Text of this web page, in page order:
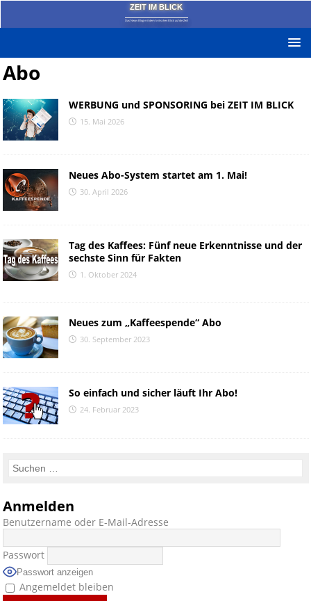
ZEIT IM BLICK
Das News-Blog mit dem kritischen Blick auf die Zeit!
Abo
WERBUNG und SPONSORING bei ZEIT IM BLICK
15. Mai 2026
Neues Abo-System startet am 1. Mai!
30. April 2026
Tag des Kaffees: Fünf neue Erkenntnisse und der
sechste Sinn für Fakten
1. Oktober 2024
Neues zum „Kaffeespende“ Abo
30. September 2023
So einfach und sicher läuft Ihr Abo!
24. Februar 2023
Anmelden
Benutzername oder E-Mail-Adresse
Passwort
Passwort anzeigen
Angemeldet bleiben